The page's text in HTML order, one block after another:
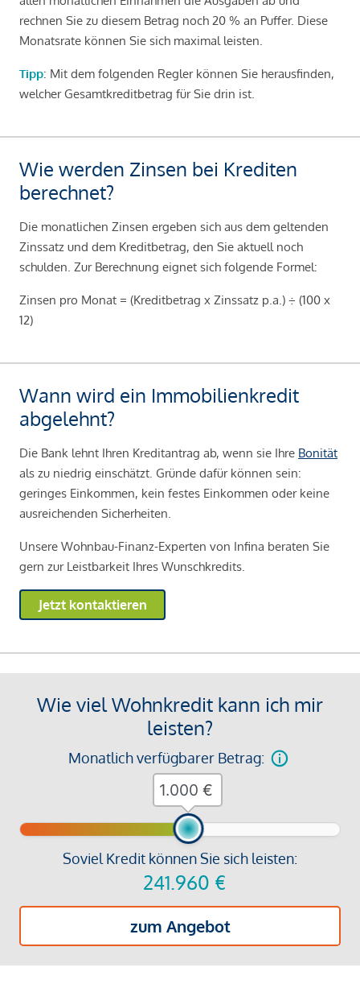
rechnen Sie zu diesem Betrag noch 20 % an Puffer. Diese
Monatsrate können Sie sich maximal leisten.
Tipp: Mit dem folgenden Regler können Sie herausfinden,
welcher Gesamtkreditbetrag für Sie drin ist.
Wie werden Zinsen bei Krediten
berechnet?
Die monatlichen Zinsen ergeben sich aus dem geltenden
Zinssatz und dem Kreditbetrag, den Sie aktuell noch
schulden. Zur Berechnung eignet sich folgende Formel:
Zinsen pro Monat = (Kreditbetrag x Zinssatz p.a.) ÷ (100 x
12)
Wann wird ein Immobilienkredit
abgelehnt?
Die Bank lehnt Ihren Kreditantrag ab, wenn sie Ihre Bonität
als zu niedrig einschätzt. Gründe dafür können sein:
geringes Einkommen, kein festes Einkommen oder keine
ausreichenden Sicherheiten.
Unsere Wohnbau-Finanz-Experten von Infina beraten Sie
gern zur Leistbarkeit Ihres Wunschkredits.
Jetzt kontaktieren
Wie viel Wohnkredit kann ich mir
leisten?
Monatlich verfügbarer Betrag:
Soviel Kredit können Sie sich leisten:
241.960 €
zum Angebot
€